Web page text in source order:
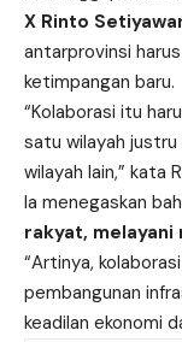
X Rinto
antarprovinsi
ketimpangan baru.
“Kolaborasi itu
satu wilayah
wilayah lain,” kata
Ia menegaskan
rakyat,
“Artinya,
pembangunan
keadilan ekonomi